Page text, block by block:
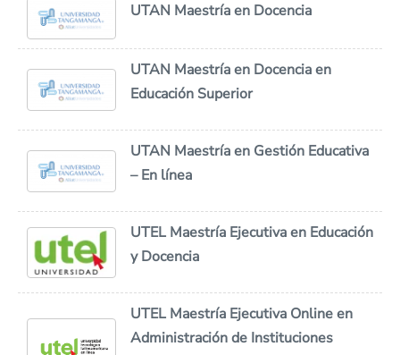
UTAN Maestría en Docencia
UTAN Maestría en Docencia en
Educación Superior
UTAN Maestría en Gestión Educativa
– En línea
UTEL Maestría Ejecutiva en Educación
y Docencia
UTEL Maestría Ejecutiva Online en
Administración de Instituciones